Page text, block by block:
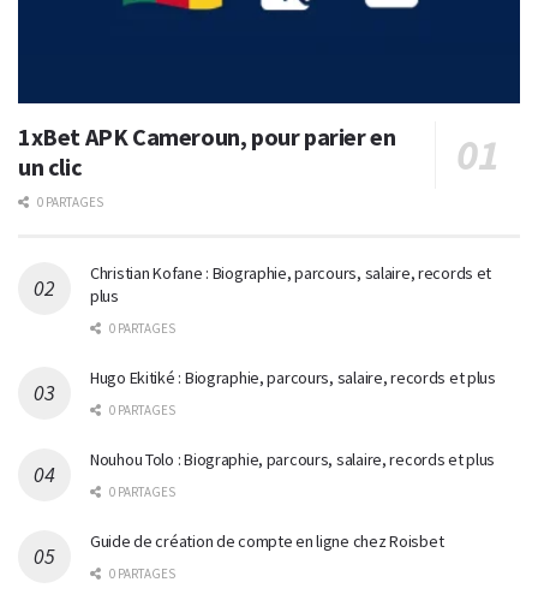
1xBet APK Cameroun, pour parier en
un clic
0 PARTAGES
Christian Kofane : Biographie, parcours, salaire, records et
plus
0 PARTAGES
Hugo Ekitiké : Biographie, parcours, salaire, records et plus
0 PARTAGES
Nouhou Tolo : Biographie, parcours, salaire, records et plus
0 PARTAGES
Guide de création de compte en ligne chez Roisbet
0 PARTAGES